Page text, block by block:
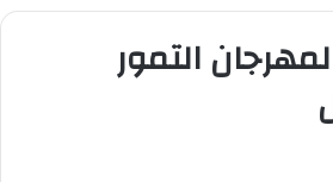
التمور